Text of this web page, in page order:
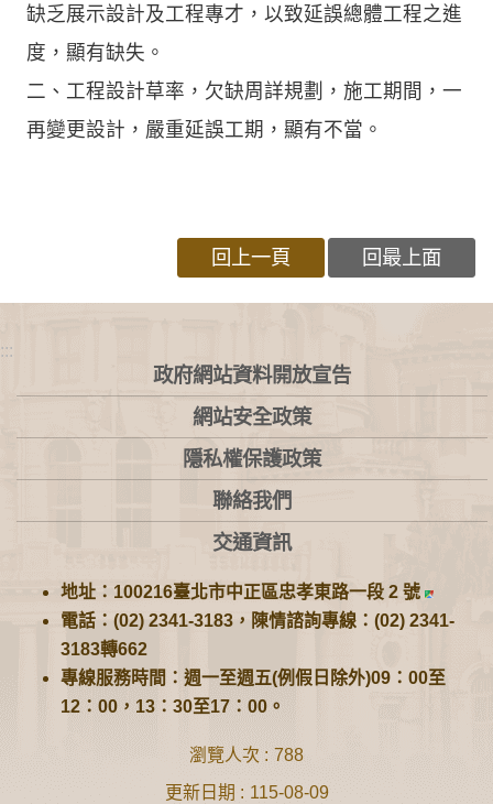
缺乏展示設計及工程專才，以致延誤總體工程之進
度，顯有缺失。
二、工程設計草率，欠缺周詳規劃，施工期間，一
再變更設計，嚴重延誤工期，顯有不當。
回上一頁 回最上面
:::
政府網站資料開放宣告
網站安全政策
隱私權保護政策
聯絡我們
交通資訊
地址：100216臺北市中正區忠孝東路一段 2 號
電話：(02) 2341-3183，陳情諮詢專線：(02) 2341-
3183轉662
專線服務時間：週一至週五(例假日除外)09：00至
12：00，13：30至17：00。
瀏覽人次
788
更新日期
115-08-09